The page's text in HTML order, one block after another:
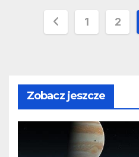
1 2
Zobacz jeszcze